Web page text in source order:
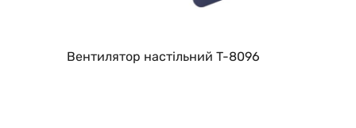
Вентилятор настільний T-8096